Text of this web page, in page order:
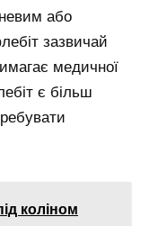
або
зазвичай
медичної
є більш
коліном